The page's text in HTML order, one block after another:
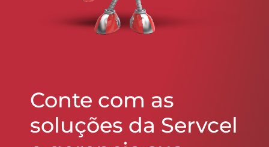
Conte com as
soluções da Servcel